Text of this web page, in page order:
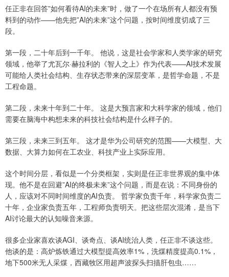
任正非在回答”如何看待AI的未来”时，做了一个在场所有人都没有预
料到的动作——他先把”AI的未来”这个问题，按时间维度切成了三
段。
第一段，二十年后到一千年。 他说，这是社会学家和人类学家的研究
领域，他举了尤瓦尔·赫拉利的《智人之上》作为代表——AI技术发展
可能给人类社会结构、生存状态带来的深层变革，是哲学命题，不是
工程命题。
第二段，未来十年到二十年。 这是大预言家和大科学家的领域，他们
需要在脑海中构想未来的科技社会结构是什么样子的。
第三段，未来三到五年。 这才是华为公司研究的范围——大模型、大
数据、大算力如何在工农业、科技产业上实际应用。
这个时间分层，看似是一个分类框架，实则是任正非世界观的集中体
现。他不是在回避”AI的终极未来”这个问题，而是在说：不同身份的
人，应该对不同时间维度的AI负责。 哲学家负责千年，科学家负责二
十年，企业家负责五年，工程师负责明天。把这些层次混淆，是当下
AI讨论最大的认知噪音来源。
很多企业家喜欢谈AGI、谈奇点、谈AI统治人类，任正非不谈这些。
他谈的是：高炉炼铁通过大模型提高效率1%，洗煤精度提高0.1%，
地下500米无人采煤，西藏牧区用超声波探头扫描肝包虫……